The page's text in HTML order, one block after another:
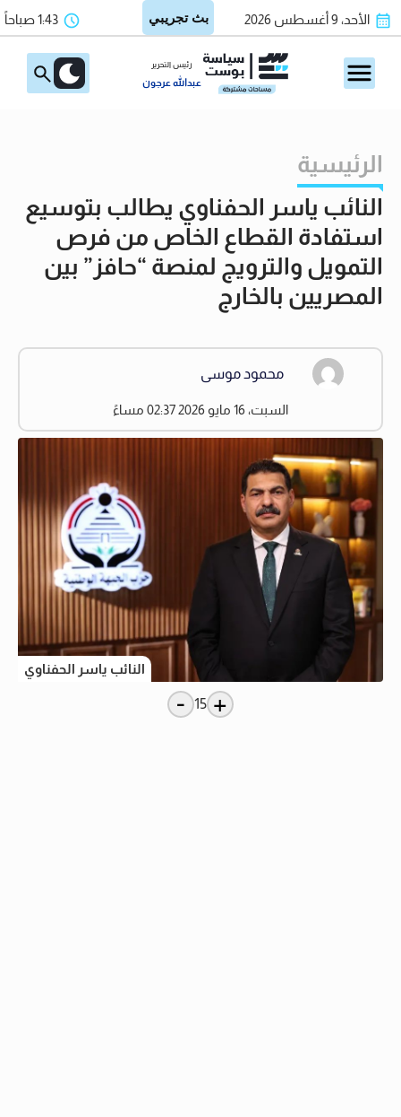
الأحد، 9 أغسطس 2026 1:43 صباحاً
رئيس التحرير
عبدالله عرجون
الرئيسية
النائب ياسر الحفناوي يطالب بتوسيع
استفادة القطاع الخاص من فرص
التمويل والترويج لمنصة “حافز” بين
المصريين بالخارج
محمود موسى
السبت، 16 مايو 2026 02:37 مساءً
النائب ياسر الحفناوي
+
15
-